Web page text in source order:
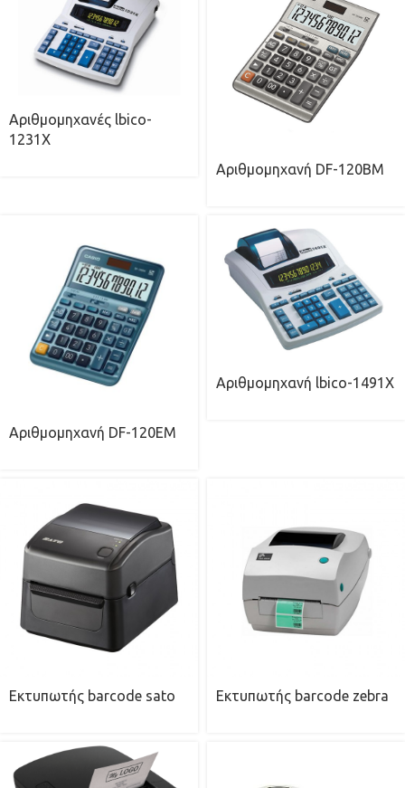
Αριθμομηχανές lbico-
1231X
Αριθμομηχανή DF-120BM
Αριθμομηχανή DF-120EM
Αριθμομηχανή lbico-1491X
Εκτυπωτής barcode sato Εκτυπωτής barcode zebra